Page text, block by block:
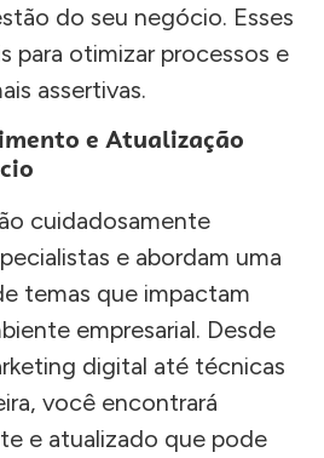
do seu negócio. Esses
para otimizar processos e
assertivas.
e Atualização
cuidadosamente
e abordam uma
temas que impactam
empresarial. Desde
digital até técnicas
você encontrará
e atualizado que pode